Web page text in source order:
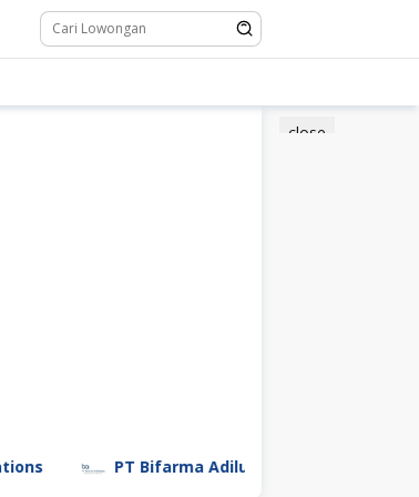
close
PT Bifarma Adiluhung (a Kalbe Company)